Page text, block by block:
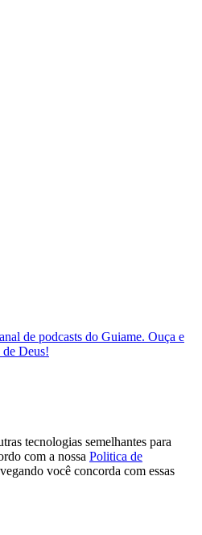
de podcasts do Guiame. Ouça e
de Deus!
tecnologias semelhantes para
com a nossa Politica de
você concorda com essas